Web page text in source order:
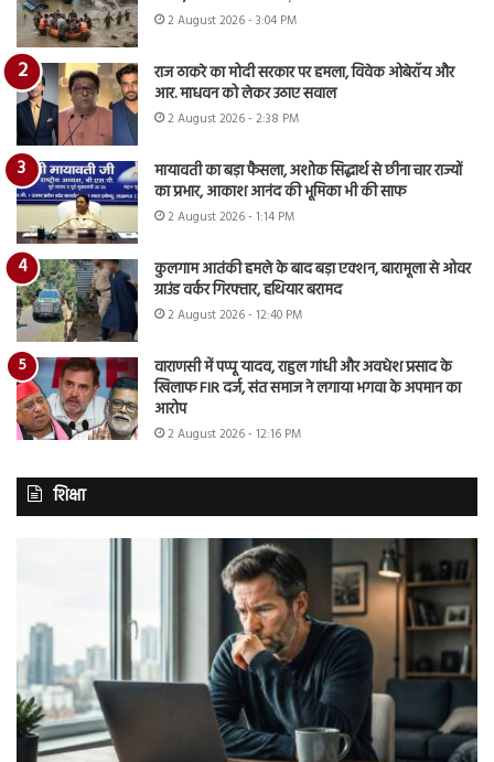
2 August 2026 - 3:04 PM
राज ठाकरे का मोदी सरकार पर हमला, विवेक ओबेरॉय और
आर. माधवन को लेकर उठाए सवाल
2 August 2026 - 2:38 PM
मायावती का बड़ा फैसला, अशोक सिद्धार्थ से छीना चार राज्यों
का प्रभार, आकाश आनंद की भूमिका भी की साफ
2 August 2026 - 1:14 PM
कुलगाम आतंकी हमले के बाद बड़ा एक्शन, बारामूला से ओवर
ग्राउंड वर्कर गिरफ्तार, हथियार बरामद
2 August 2026 - 12:40 PM
वाराणसी में पप्पू यादव, राहुल गांधी और अवधेश प्रसाद के
खिलाफ FIR दर्ज, संत समाज ने लगाया भगवा के अपमान का
आरोप
2 August 2026 - 12:16 PM
शिक्षा